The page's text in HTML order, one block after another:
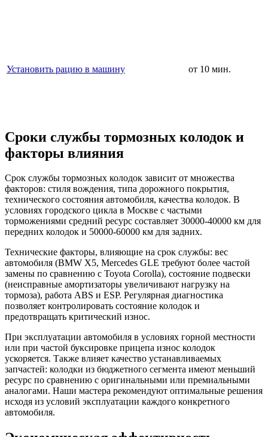
Установить рацию в машину от 10 мин.
Сроки службы тормозных колодок и
факторы влияния
Срок службы тормозных колодок зависит от множества
факторов: стиля вождения, типа дорожного покрытия,
технического состояния автомобиля, качества колодок. В
условиях городского цикла в Москве с частыми
торможениями средний ресурс составляет 30000-40000 км для
передних колодок и 50000-60000 км для задних.
Технические факторы, влияющие на срок службы: вес
автомобиля (BMW X5, Mercedes GLE требуют более частой
замены по сравнению с Toyota Corolla), состояние подвески
(неисправные амортизаторы увеличивают нагрузку на
тормоза), работа ABS и ESP. Регулярная диагностика
позволяет контролировать состояние колодок и
предотвращать критический износ.
При эксплуатации автомобиля в условиях горной местности
или при частой буксировке прицепа износ колодок
ускоряется. Также влияет качество устанавливаемых
запчастей: колодки из бюджетного сегмента имеют меньший
ресурс по сравнению с оригинальными или премиальными
аналогами. Наши мастера рекомендуют оптимальные решения
исходя из условий эксплуатации каждого конкретного
автомобиля.